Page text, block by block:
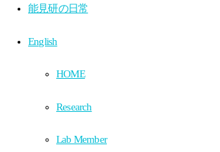
能見研の日常
English
HOME
Research
Lab Member